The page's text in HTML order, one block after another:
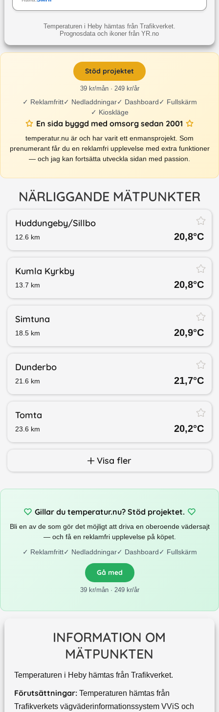
Temperaturen i Heby hämtas från Trafikverket.
Prognosdata och ikoner från YR.no
Stöd projektet
39 kr/mån · 249 kr/år
✓ Reklamfritt✓ Nedladdningar✓ Dashboard✓ Fullskärm
✓ Kioskläge
En sida byggd med omsorg sedan 2001
temperatur.nu är och har varit ett enmansprojekt. Som
prenumerant får du en reklamfri upplevelse med extra funktioner
— och jag kan fortsätta utveckla sidan med passion.
NÄRLIGGANDE MÄTPUNKTER
Huddungeby/​Sillbo
12.6 km 20,8°C
Kumla Kyrkby
13.7 km 20,8°C
Simtuna
18.5 km 20,9°C
Dunderbo
21.6 km 21,7°C
Tomta
23.6 km 20,2°C
Visa fler
Gillar du temperatur.nu? Stöd projektet.
Bli en av de som gör det möjligt att driva en oberoende vädersajt
— och få en reklamfri upplevelse på köpet.
✓ Reklamfritt✓ Nedladdningar✓ Dashboard✓ Fullskärm
Gå med
39 kr/mån · 249 kr/år
INFORMATION OM
MÄTPUNKTEN
Temperaturen i Heby hämtas från Trafikverket.
Förutsättningar: Temperaturen hämtas från
Trafikverkets vägväderinformationssystem VViS och